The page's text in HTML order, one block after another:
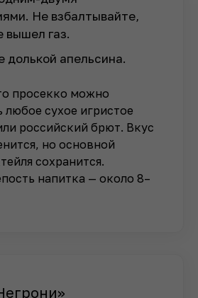
Не взбалтывайте,
вышел газ.
долькой апельсина.
просекко можно
любое сухое игристое
российский брют. Вкус
но основной
сохранится.
напитка — около 8–